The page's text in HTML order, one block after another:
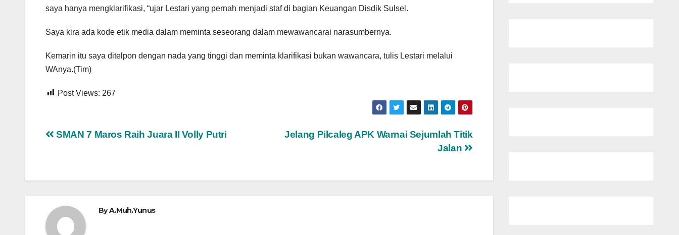
saya hanya mengklarifikasi, “ujar Lestari yang pernah menjadi staf di bagian Keuangan Disdik Sulsel.
Saya kira ada kode etik media dalam meminta seseorang dalam mewawancarai narasumbernya.
Kemarin itu saya ditelpon dengan nada yang tinggi dan meminta klarifikasi bukan wawancara, tulis Lestari melalui
WAnya.(Tim)
Post Views: 267
Navigasi
Jelang Pilcaleg APK Warnai Sejumlah Titik
Jalan
SMAN 7 Maros Raih Juara II Volly Putri
ByA.Muh.Yunus